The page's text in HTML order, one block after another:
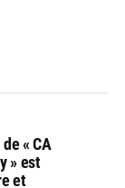
« CA
» est
et